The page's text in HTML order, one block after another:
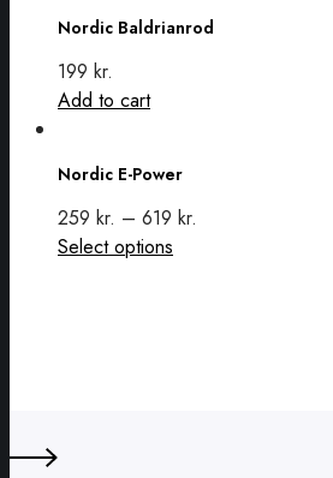
Nordic Baldrianrod
199 kr.
Add to cart
Power
Nordic E-Power
259 kr. – 619 kr.
Select options